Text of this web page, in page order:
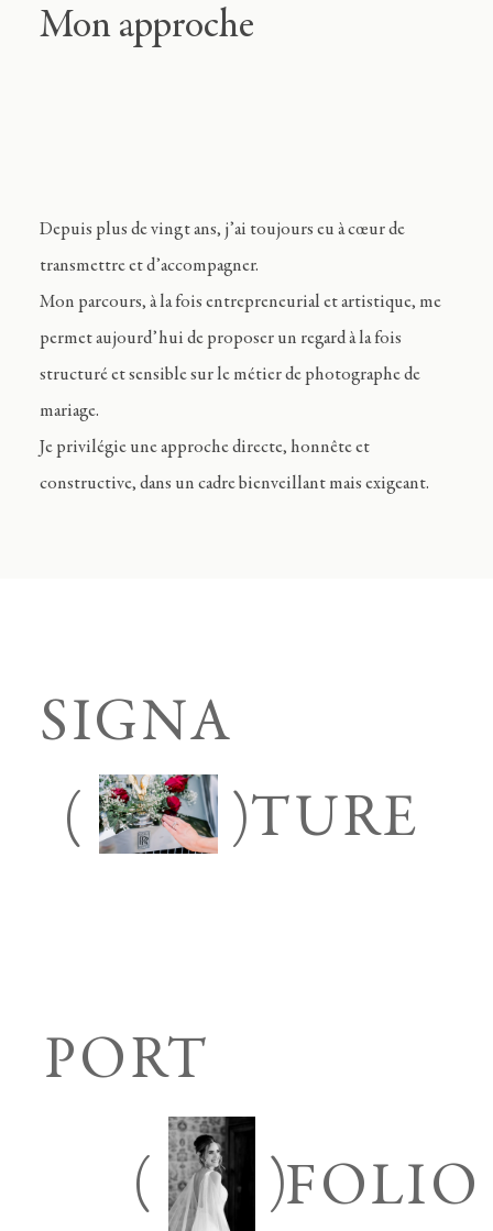
Depuis plus de vingt ans, j’ai toujours eu à cœur de
transmettre et d’accompagner.
Mon parcours, à la fois entrepreneurial et artistique, me
permet aujourd’hui de proposer un regard à la fois
structuré et sensible sur le métier de photographe de
mariage.
Je privilégie une approche directe, honnête et
constructive, dans un cadre bienveillant mais exigeant.
Mon approche
TURE
)
(
SIGNA
)
( FOLIO
PORT